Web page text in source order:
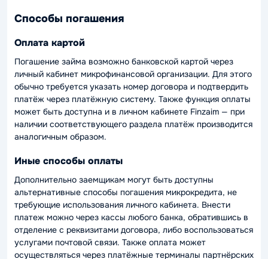
Способы погашения
Оплата картой
Погашение займа возможно банковской картой через
личный кабинет микрофинансовой организации. Для этого
обычно требуется указать номер договора и подтвердить
платёж через платёжную систему. Также функция оплаты
может быть доступна и в личном кабинете Finzaim — при
наличии соответствующего раздела платёж производится
аналогичным образом.
Иные способы оплаты
Дополнительно заемщикам могут быть доступны
альтернативные способы погашения микрокредита, не
требующие использования личного кабинета. Внести
платеж можно через кассы любого банка, обратившись в
отделение с реквизитами договора, либо воспользоваться
услугами почтовой связи. Также оплата может
осуществляться через платёжные терминалы партнёрских